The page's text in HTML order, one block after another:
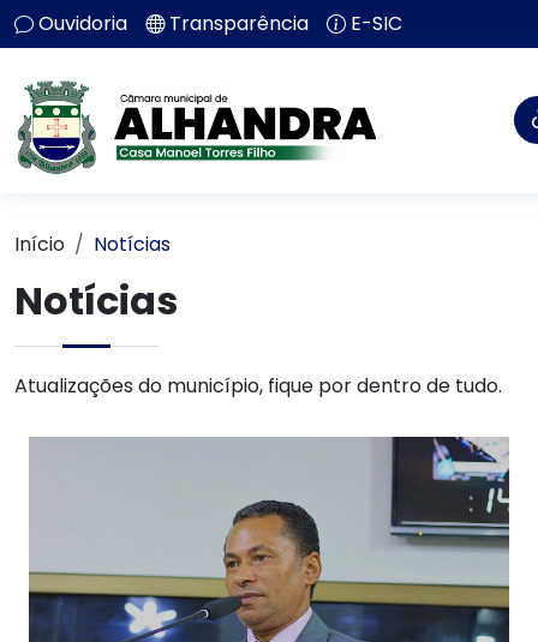
Ouvidoria Transparência E-SIC
Início Notícias
Notícias
Atualizações do município, fique por dentro de tudo.